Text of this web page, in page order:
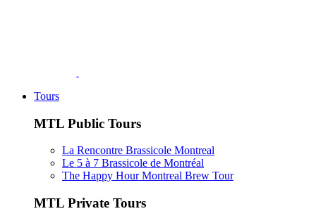
Tours
MTL Public Tours
La Rencontre Brassicole Montreal
Le 5 à 7 Brassicole de Montréal
The Happy Hour Montreal Brew Tour
MTL Private Tours